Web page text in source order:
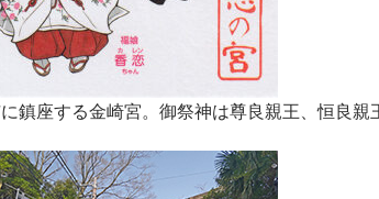
鎮座する金崎宮。御祭神は尊良親王、恒良親